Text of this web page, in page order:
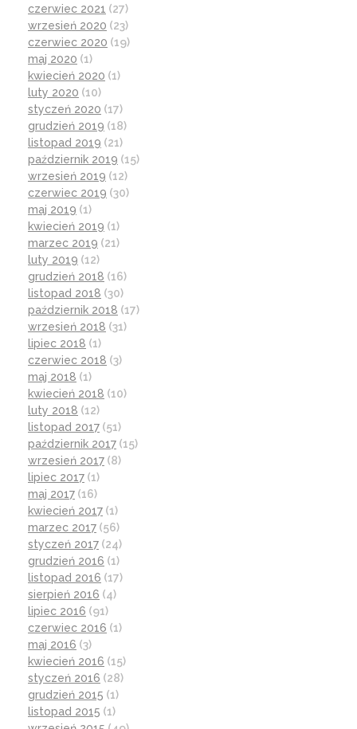
czerwiec 2021 (27)
wrzesień 2020 (23)
czerwiec 2020 (19)
maj 2020 (1)
kwiecień 2020 (1)
luty 2020 (10)
styczeń 2020 (17)
grudzień 2019 (18)
listopad 2019 (21)
październik 2019 (15)
wrzesień 2019 (12)
czerwiec 2019 (30)
maj 2019 (1)
kwiecień 2019 (1)
marzec 2019 (21)
luty 2019 (12)
grudzień 2018 (16)
listopad 2018 (30)
październik 2018 (17)
wrzesień 2018 (31)
lipiec 2018 (1)
czerwiec 2018 (3)
maj 2018 (1)
kwiecień 2018 (10)
luty 2018 (12)
listopad 2017 (51)
październik 2017 (15)
wrzesień 2017 (8)
lipiec 2017 (1)
maj 2017 (16)
kwiecień 2017 (1)
marzec 2017 (56)
styczeń 2017 (24)
grudzień 2016 (1)
listopad 2016 (17)
sierpień 2016 (4)
lipiec 2016 (91)
czerwiec 2016 (1)
maj 2016 (3)
kwiecień 2016 (15)
styczeń 2016 (28)
grudzień 2015 (1)
listopad 2015 (1)